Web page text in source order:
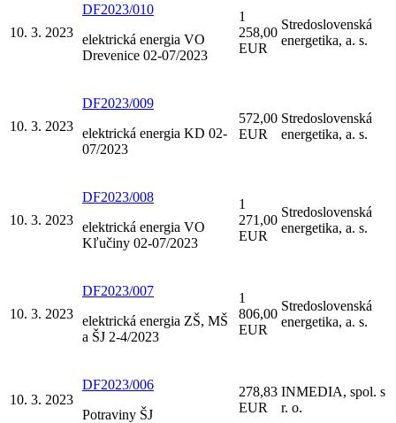
10. 3. 2023
DF2023/010
elektrická energia VO
Drevenice 02-07/2023
1
258,00
EUR
Stredoslovenská
energetika, a. s.
10. 3. 2023
DF2023/009
elektrická energia KD 02-
07/2023
572,00
EUR
Stredoslovenská
energetika, a. s.
10. 3. 2023
DF2023/008
elektrická energia VO
Kľučiny 02-07/2023
1
271,00
EUR
Stredoslovenská
energetika, a. s.
10. 3. 2023
DF2023/007
elektrická energia ZŠ, MŠ
a ŠJ 2-4/2023
1
806,00
EUR
Stredoslovenská
energetika, a. s.
10. 3. 2023
DF2023/006
Potraviny ŠJ
278,83
EUR
INMEDIA, spol. s
r. o.